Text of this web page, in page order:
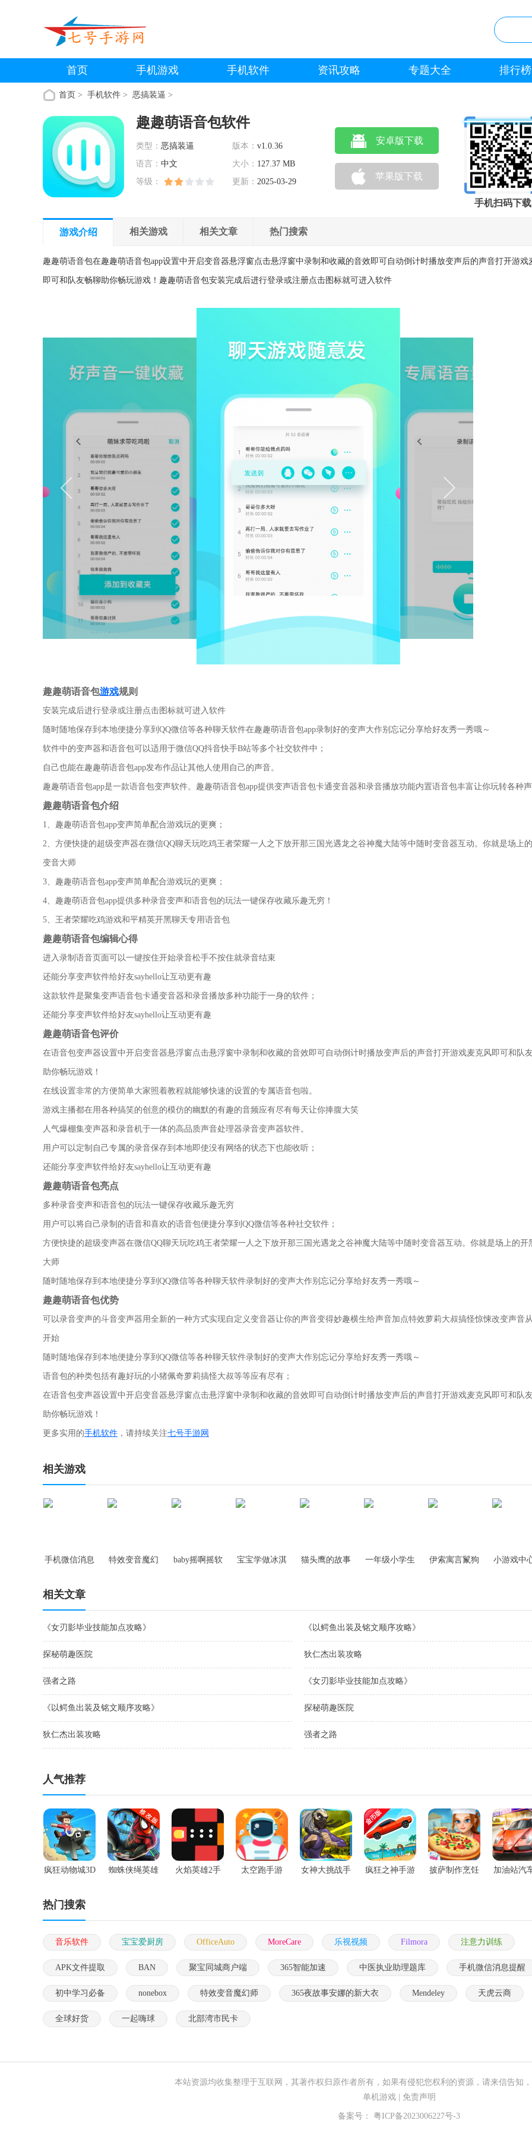
首页 手机游戏 手机软件 资讯攻略 专题大全 排行榜
首页 > 手机软件 > 恶搞装逼 >
趣趣萌语音包软件
类型： 恶搞装逼 版本： v1.0.36
语言： 中文 大小： 127.37 MB
等级：
更新： 2025-03-29
安卓版下载
苹果版下载
手机扫码下载
游戏介绍 相关游戏 相关文章 热门搜索
趣趣萌语音包在趣趣萌语音包app设置中开启变音器悬浮窗点击悬浮窗中录制和收藏的音效即可自动倒计时播放变声后的声音打开游戏
即可和队友畅聊助你畅玩游戏！趣趣萌语音包安装完成后进行登录或注册点击图标就可进入软件
趣趣萌语音包游戏规则
安装完成后进行登录或注册点击图标就可进入软件
随时随地保存到本地便捷分享到QQ微信等各种聊天软件在趣趣萌语音包app录制好的变声大作别忘记分享给好友秀一秀哦～
软件中的变声器和语音包可以适用于微信QQ抖音快手B站等多个社交软件中；
自己也能在趣趣萌语音包app发布作品让其他人使用自己的声音。
趣趣萌语音包app是一款语音包变声软件。趣趣萌语音包app提供变声语音包卡通变音器和录音播放功能内置语音包丰富让你玩转各种声
趣趣萌语音包介绍
1、趣趣萌语音包app变声简单配合游戏玩的更爽；
2、方便快捷的超级变声器在微信QQ聊天玩吃鸡王者荣耀一人之下放开那三国光遇龙之谷神魔大陆等中随时变音器互动。你就是场上
变音大师
3、趣趣萌语音包app变声简单配合游戏玩的更爽；
4、趣趣萌语音包app提供多种录音变声和语音包的玩法一键保存收藏乐趣无穷！
5、王者荣耀吃鸡游戏和平精英开黑聊天专用语音包
趣趣萌语音包编辑心得
进入录制语音页面可以一键按住开始录音松手不按住就录音结束
还能分享变声软件给好友sayhello让互动更有趣
这款软件是聚集变声语音包卡通变音器和录音播放多种功能于一身的软件；
还能分享变声软件给好友sayhello让互动更有趣
趣趣萌语音包评价
在语音包变声器设置中开启变音器悬浮窗点击悬浮窗中录制和收藏的音效即可自动倒计时播放变声后的声音打开游戏麦克风即可和队
助你畅玩游戏！
在线设置非常的方便简单大家照着教程就能够快速的设置的专属语音包啦。
游戏主播都在用各种搞笑的创意的模仿的幽默的有趣的音频应有尽有每天让你捧腹大笑
人气爆棚集变声器和录音机于一体的高品质声音处理器录音变声器软件。
用户可以定制自己专属的录音保存到本地即使没有网络的状态下也能收听；
还能分享变声软件给好友sayhello让互动更有趣
趣趣萌语音包亮点
多种录音变声和语音包的玩法一键保存收藏乐趣无穷
用户可以将自己录制的语音和喜欢的语音包便捷分享到QQ微信等各种社交软件；
方便快捷的超级变声器在微信QQ聊天玩吃鸡王者荣耀一人之下放开那三国光遇龙之谷神魔大陆等中随时变音器互动。你就是场上的开
大师
随时随地保存到本地便捷分享到QQ微信等各种聊天软件录制好的变声大作别忘记分享给好友秀一秀哦～
趣趣萌语音包优势
可以录音变声的斗音变声器用全新的一种方式实现自定义变音器让你的声音变得妙趣横生给声音加点特效萝莉大叔搞怪惊悚改变声音
开始
随时随地保存到本地便捷分享到QQ微信等各种聊天软件录制好的变声大作别忘记分享给好友秀一秀哦～
语音包的种类包括有趣好玩的小猪佩奇萝莉搞怪大叔等等应有尽有；
在语音包变声器设置中开启变音器悬浮窗点击悬浮窗中录制和收藏的音效即可自动倒计时播放变声后的声音打开游戏麦克风即可和队
助你畅玩游戏！
更多实用的手机软件 ，请持续关注七号手游网
相关游戏
手机微信消息 特效变音魔幻 baby摇啊摇软 宝宝学做冰淇 猫头鹰的故事 一年级小学生 伊索寓言鬣狗 小游戏中
相关文章
《女刃影毕业技能加点攻略》 《以鳄鱼出装及铭文顺序攻略》
探秘萌趣医院 狄仁杰出装攻略
强者之路 《女刃影毕业技能加点攻略》
《以鳄鱼出装及铭文顺序攻略》 探秘萌趣医院
狄仁杰出装攻略 强者之路
人气推荐
疯狂动物城3D 蜘蛛侠绳英雄 火焰英雄2手 太空跑手游 女神大挑战手 疯狂之神手游 披萨制作烹饪 加油站汽
热门搜索
音乐软件 宝宝爱厨房 OfficeAuto MoreCare 乐视视频 Filmora 注意力训练
APK文件提取 BAN 聚宝同城商户端 365智能加速 中医执业助理题库 手机微信消息提醒
初中学习必备 nonebox 特效变音魔幻师 365夜故事安娜的新大衣 Mendeley 天虎云商
全球好货 一起嗨球 北部湾市民卡
本站资源均收集整理于互联网，其著作权归原作者所有，如果有侵犯您权利的资源，请来信告知
单机游戏| 免责声明
备案号： 粤ICP备2023006227号-3